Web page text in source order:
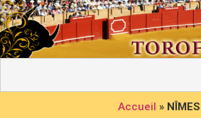
Accueil » NÎMES